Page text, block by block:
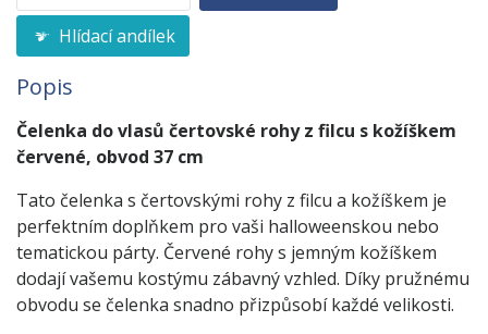
Hlídací andílek
Popis
Čelenka do vlasů čertovské rohy z filcu s kožíškem
červené, obvod 37 cm
Tato čelenka s čertovskými rohy z filcu a kožíškem je
perfektním doplňkem pro vaši halloweenskou nebo
tematickou párty. Červené rohy s jemným kožíškem
dodají vašemu kostýmu zábavný vzhled. Díky pružnému
obvodu se čelenka snadno přizpůsobí každé velikosti.